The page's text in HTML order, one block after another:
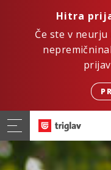
Hitra
Če ste v